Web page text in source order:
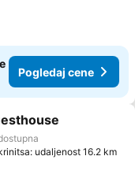
Pogledaj cene
favorite
udaljenost 16.2 km